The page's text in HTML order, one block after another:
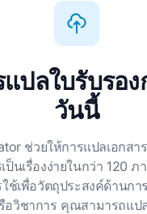
ปลใบรับรอง
วันนี้
ช่วยให้การแปลเอกสา
ป็นเรื่องง่ายในกว่า 120
ใช้เพื่อวัตถุประสงค์ด้านกา
อวิชาการ คุณสามารถแป